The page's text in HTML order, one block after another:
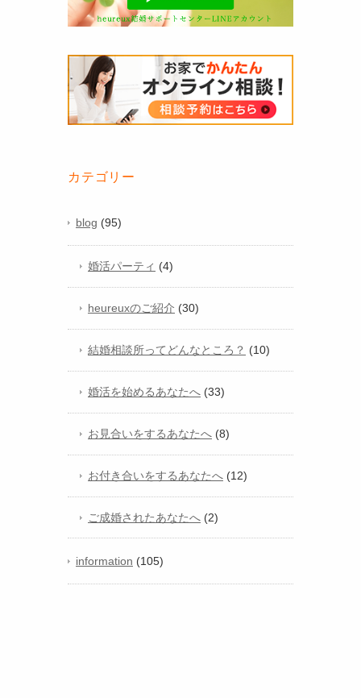
カテゴリー
blog (95)
婚活パーティ (4)
heureuxのご紹介 (30)
結婚相談所ってどんなところ？ (10)
婚活を始めるあなたへ (33)
お見合いをするあなたへ (8)
お付き合いをするあなたへ (12)
ご成婚されたあなたへ (2)
information (105)